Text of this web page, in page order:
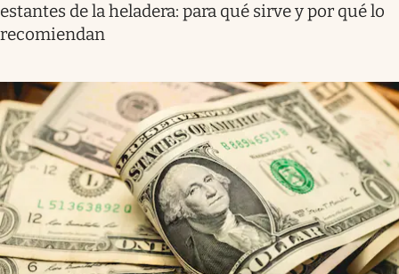
estantes de la heladera: para qué sirve y por qué lo
recomiendan